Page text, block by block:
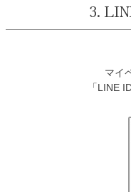
3.
マイ
「LINE